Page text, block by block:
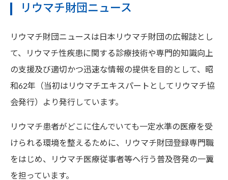
リウマチ財団ニュース
リウマチ財団ニュースは日本リウマチ財団の広報誌とし
て、リウマチ性疾患に関する診療技術や専門的知識向上
の支援及び適切かつ迅速な情報の提供を目的として、昭
和62年（当初はリウマチエキスパートとしてリウマチ協
会発行）より発行しています。
リウマチ患者がどこに住んでいても一定水準の医療を受
けられる環境を整えるために、リウマチ財団登録専門職
をはじめ、リウマチ医療従事者等へ行う普及啓発の一翼
を担っています。